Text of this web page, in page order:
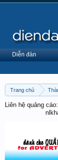
Trang chủ
Liên hệ quảng
Diễn đàn